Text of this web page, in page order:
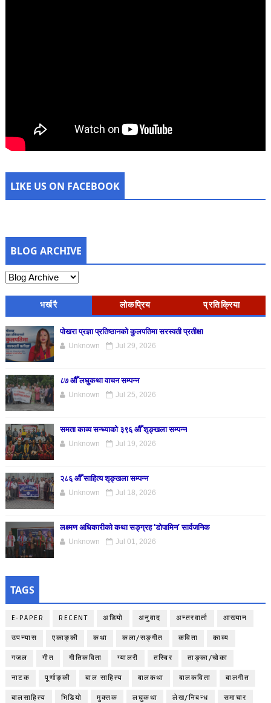
LIKE US ON FACEBOOK
BLOG ARCHIVE
भर्खरै लोकप्रिय प्रतिक्रिया
पोखरा प्रज्ञा प्रतिष्ठानको कुलपतिमा सरस्वती प्रतीक्षा
Unknown Jul 29, 2026
८७ औँ लघुकथा वाचन सम्पन्न
Unknown Jul 25, 2026
समता काव्य सन्ध्याको ३९६ औँ शृङ्खला सम्पन्न
Unknown Jul 19, 2026
२८६ औँ साहित्य शृङ्खला सम्पन्न
Unknown Jul 18, 2026
लक्ष्मण अधिकारीको कथा सङ्ग्रह ‘डोपामिन’ सार्वजनिक
Unknown Jul 01, 2026
TAGS
E-PAPER RECENT अडियो अनुवाद अन्तरवार्ता आख्यान
उपन्यास एकाङ्‍की कथा कला/सङ्गीत कविता काव्य
गजल गीत गीतिकविता ग्यालरी तस्बिर ताङ्‍का/चोका
नाटक पूर्णाङ्‍की बाल साहित्य बालकथा बालकविता बालगीत
बालसाहित्य भिडियो मुक्तक लघुकथा लेख/निबन्ध समाचार